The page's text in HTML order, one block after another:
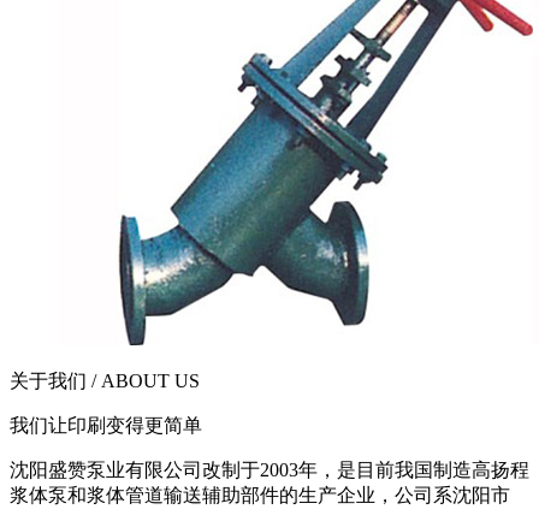
关于我们 / ABOUT US
我们让印刷变得更简单
沈阳盛赞泵业有限公司改制于2003年，是目前我国制造高扬程
浆体泵和浆体管道输送辅助部件的生产企业，公司系沈阳市